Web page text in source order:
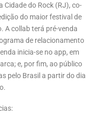
Cidade do Rock (RJ), co-
do maior festival de
A collab terá pré-venda
de relacionamento
inicia-se no app, em
e, por fim, ao público
pelo Brasil a partir do dia